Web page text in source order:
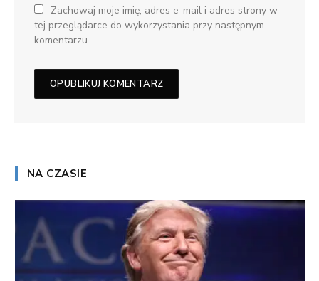
Zachowaj moje imię, adres e-mail i adres strony w
tej przeglądarce do wykorzystania przy następnym
komentarzu.
NA CZASIE